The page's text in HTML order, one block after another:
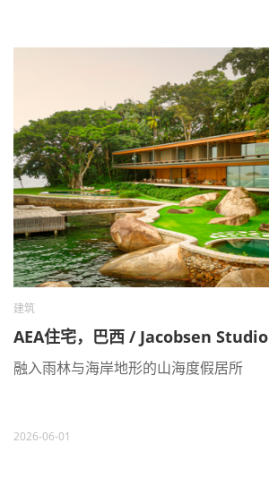
建筑
AEA住宅，巴西 / Jacobsen Studio
融入雨林与海岸地形的山海度假居所
2026-06-01